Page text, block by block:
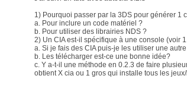
1) Pourquoi passer par la 3DS pour générer 1
a. Pour inclure un code matériel ?
b. Pour utiliser des librairies NDS ?
2) Un CIA est-il spécifique à une console (voir
a. Si je fais des CIA puis-je les utiliser une
b. Les télécharger est-ce une bonne idée?
c. Y a-t-il une méthode en 0.2.3 de faire
obtient X cia ou 1 gros qui installe tous les